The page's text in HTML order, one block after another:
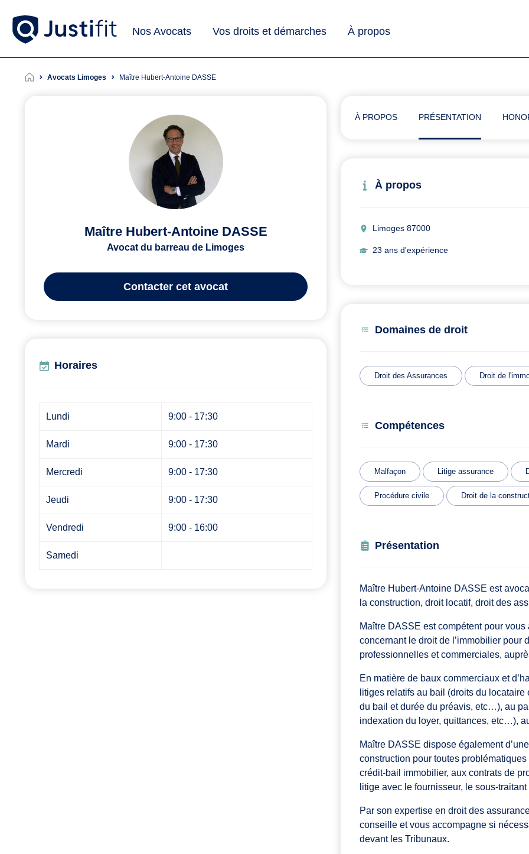
Nos Avocats Vos droits et démarches À propos
Avocats Limoges Maître Hubert-Antoine DASSE
Maître Hubert-Antoine DASSE
Avocat du barreau de Limoges
Contacter cet avocat
Horaires
Lundi 9:00 - 17:30
Mardi 9:00 - 17:30
Mercredi 9:00 - 17:30
Jeudi 9:00 - 17:30
Vendredi 9:00 - 16:00
Samedi
À PROPOS PRÉSENTATION
À propos
Limoges 87000
23 ans d'expérience
Domaines de droit
Droit des Assurances Droit de
Compétences
Malfaçon Litige assurance
Procédure civile Droit de la
Présentation
Maître Hubert-Antoine DASSE est
la construction, droit locatif, droit des
Maître DASSE est compétent pour
concernant le droit de l’immobilier pour
professionnelles et commerciales,
En matière de baux commerciaux et
litiges relatifs au bail (droits du
du bail et durée du préavis, etc…), au
indexation du loyer, quittances, etc…),
Maître DASSE dispose également
construction pour toutes
crédit-bail immobilier, aux contrats de
litige avec le fournisseur, le sous-traitant
Par son expertise en droit des
conseille et vous accompagne si
devant les Tribunaux.